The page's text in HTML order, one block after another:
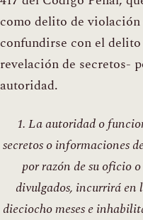
como delito de violación
confundirse con el
revelación de secretos-
autoridad.
1. La autoridad o
secretos o informaciones
por razón de su oficio
divulgados, incurrirá en
dieciocho meses e